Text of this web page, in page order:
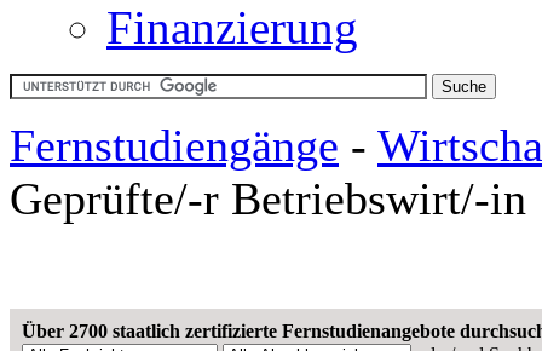
Finanzierung
Fernstudiengänge -
Geprüfte/-r Betriebswirt/-in
Über 2700 staatlich zertifizierte Fernstudienangebote